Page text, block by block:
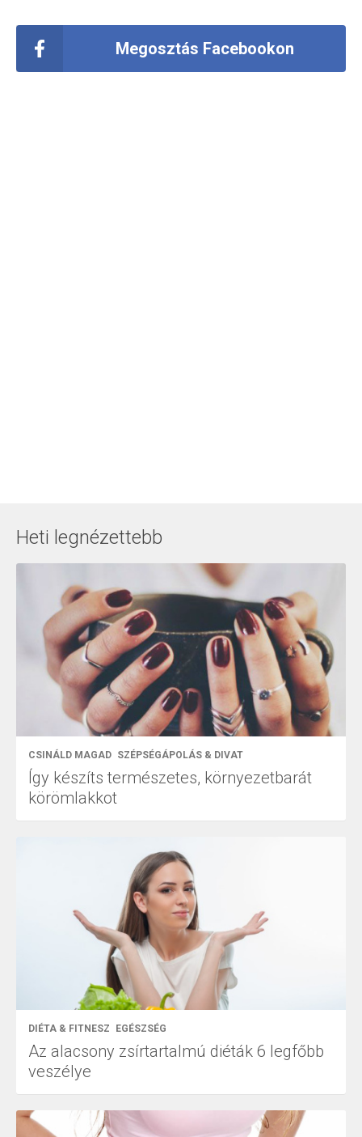
Megosztás Facebookon
Heti legnézettebb
CSINÁLD MAGAD SZÉPSÉGÁPOLÁS & DIVAT
Így készíts természetes, környezetbarát
körömlakkot
DIÉTA & FITNESZ EGÉSZSÉG
Az alacsony zsírtartalmú diéták 6 legfőbb
veszélye